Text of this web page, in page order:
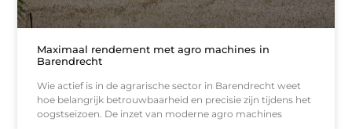
Maximaal rendement met agro machines in
Barendrecht
Wie actief is in de agrarische sector in Barendrecht weet
hoe belangrijk betrouwbaarheid en precisie zijn tijdens het
oogstseizoen. De inzet van moderne agro machines